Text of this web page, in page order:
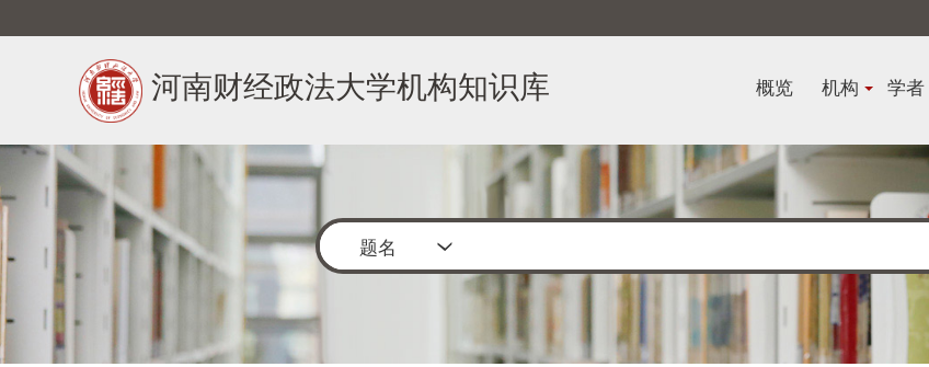
河南财经政法大学机构知识库 概览 机构 学者
题名